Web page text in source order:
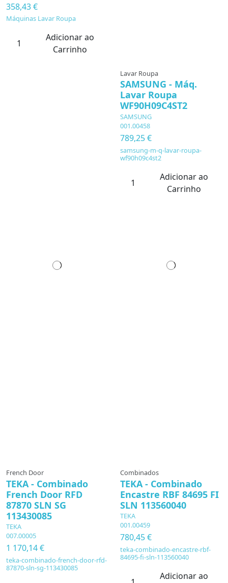
358,43 €
Máquinas Lavar Roupa
Adicionar ao
Carrinho
Lavar Roupa
SAMSUNG - Máq.
Lavar Roupa
WF90H09C4ST2
SAMSUNG
001.00458
789,25 €
samsung-m-q-lavar-roupa-
wf90h09c4st2
Adicionar ao
Carrinho
French Door
TEKA - Combinado
French Door RFD
87870 SLN SG
113430085
TEKA
007.00005
1 170,14 €
teka-combinado-french-door-rfd-
87870-sln-sg-113430085
Combinados
TEKA - Combinado
Encastre RBF 84695 FI
SLN 113560040
TEKA
001.00459
780,45 €
teka-combinado-encastre-rbf-
84695-fi-sln-113560040
Adicionar ao